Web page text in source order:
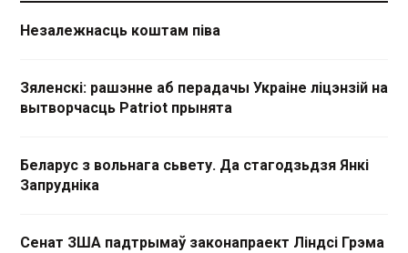
Незалежнасць коштам піва
Зяленскі: рашэнне аб перадачы Украіне ліцэнзій на
вытворчасць Patriot прынята
Беларус з вольнага сьвету. Да стагодзьдзя Янкі
Запрудніка
Сенат ЗША падтрымаў законапраект Ліндсі Грэма